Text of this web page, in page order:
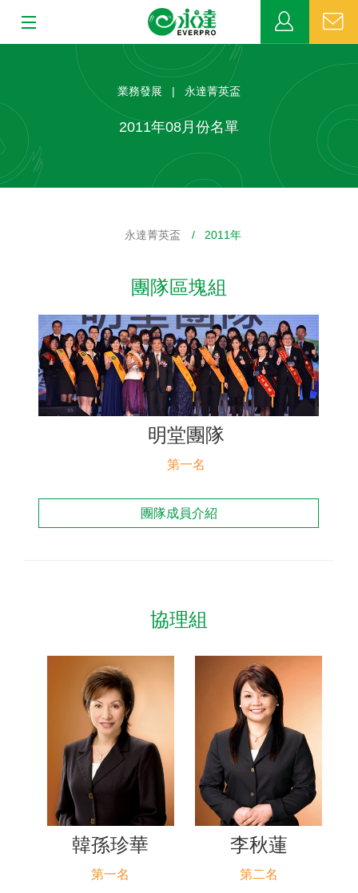
MDRT
網站連結
聯絡我們
業務發展 | 永達菁英盃
2011年08月份名單
永達菁英盃 / 2011年
團隊區塊組
明堂團隊
第一名
團隊成員介紹
協理組
韓孫珍華
第一名
李秋蓮
第二名